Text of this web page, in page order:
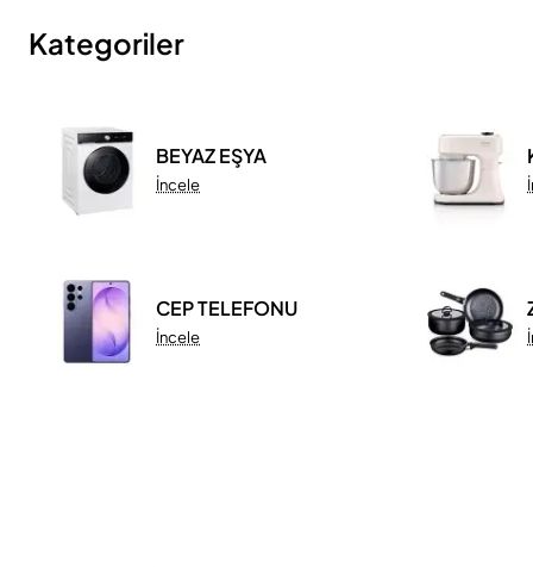
Kategoriler
BEYAZ EŞYA
İncele
CEP TELEFONU
İncele